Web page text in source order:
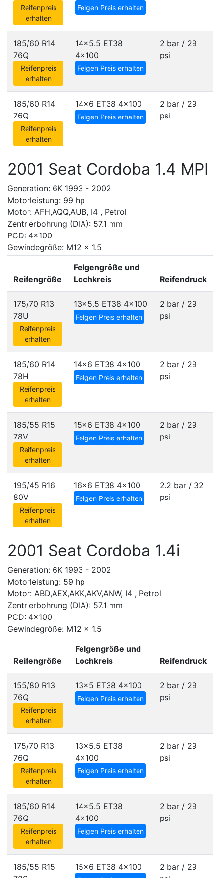
Reifenpreis
erhalten
Felgen Preis erhalten
185/60 R14
76Q
Reifenpreis
erhalten
14x5.5 ET38
4x100
Felgen Preis erhalten
2 bar / 29
psi
185/60 R14
76Q
Reifenpreis
erhalten
14x6 ET38 4x100
Felgen Preis erhalten
2 bar / 29
psi
2001 Seat Cordoba 1.4 MPI
Generation: 6K 1993 - 2002
Motorleistung: 99 hp
Motor: AFH,AQQ,AUB, I4 , Petrol
Zentrierbohrung (DIA): 57.1 mm
PCD: 4x100
Gewindegröße: M12 x 1.5
Reifengröße
Felgengröße und
Lochkreis
Reifendruck
175/70 R13
78U
Reifenpreis
erhalten
13x5.5 ET38 4x100
Felgen Preis erhalten
2 bar / 29
psi
185/60 R14
78H
Reifenpreis
erhalten
14x6 ET38 4x100
Felgen Preis erhalten
2 bar / 29
psi
185/55 R15
78V
Reifenpreis
erhalten
15x6 ET38 4x100
Felgen Preis erhalten
2 bar / 29
psi
195/45 R16
80V
Reifenpreis
erhalten
16x6 ET38 4x100
Felgen Preis erhalten
2.2 bar / 32
psi
2001 Seat Cordoba 1.4i
Generation: 6K 1993 - 2002
Motorleistung: 59 hp
Motor: ABD,AEX,AKK,AKV,ANW, I4 , Petrol
Zentrierbohrung (DIA): 57.1 mm
PCD: 4x100
Gewindegröße: M12 x 1.5
Reifengröße
Felgengröße und
Lochkreis
Reifendruck
155/80 R13
76Q
Reifenpreis
erhalten
13x5 ET38 4x100
Felgen Preis erhalten
2 bar / 29
psi
175/70 R13
76Q
Reifenpreis
erhalten
13x5.5 ET38
4x100
Felgen Preis erhalten
2 bar / 29
psi
185/60 R14
76Q
Reifenpreis
erhalten
14x5.5 ET38
4x100
Felgen Preis erhalten
2 bar / 29
psi
185/55 R15
15x6 ET38 4x100
2 bar / 29